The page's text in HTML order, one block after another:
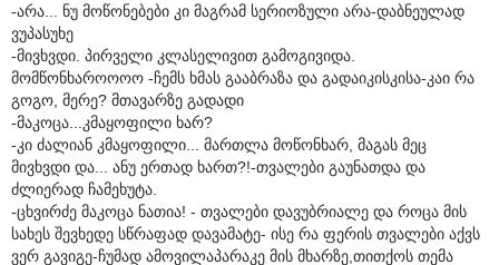
-არა... ნუ მოწონებები კი მაგრამ სერიოზული არა-დაბნეულად
ვუპასუხე
-მივხვდი. პირველი კლასელივით გამოგივიდა.
მომწონხაროოოო -ჩემს ხმას გააბრაზა და გადაიკისკისა-კაი რა
გოგო, მერე? მთავარზე გადადი
-მაკოცა...კმაყოფილი ხარ?
-კი ძალიან კმაყოფილი... მართლა მოწონხარ, მაგას მეც
მივხვდი და... ანუ ერთად ხართ?!-თვალები გაუნათდა და
ძლიერად ჩამეხუტა.
-ცხვირძე მაკოცა ნათია! - თვალები დავუბრიალე და როცა მის
სახეს შევხედე სწრაფად დავამატე- ისე რა ფერის თვალები აქვს
ვერ გავიგე-ჩუმად ამოვილაპარაკე მის მხარზე,თითქოს თემა